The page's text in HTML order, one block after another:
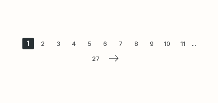
1 2 3 4 5 6 7 8 9 10 11 ...
27